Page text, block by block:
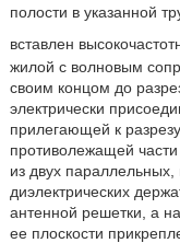
полости в указанной
вставлен
жилой с волновым
своим концом до
электрически
прилегающей к
противолежащей
из двух
диэлектрических
антенной решетки, а
ее плоскости